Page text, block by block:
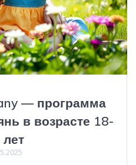
— программа
в возрасте 18-